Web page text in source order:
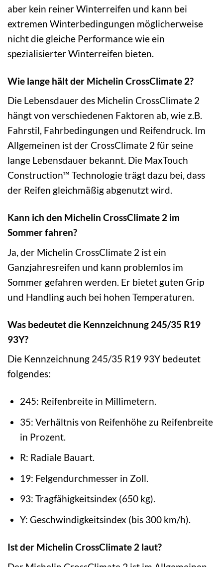
aber kein reiner Winterreifen und kann bei
extremen Winterbedingungen möglicherweise
nicht die gleiche Performance wie ein
spezialisierter Winterreifen bieten.
Wie lange hält der Michelin CrossClimate 2?
Die Lebensdauer des Michelin CrossClimate 2
hängt von verschiedenen Faktoren ab, wie z.B.
Fahrstil, Fahrbedingungen und Reifendruck. Im
Allgemeinen ist der CrossClimate 2 für seine
lange Lebensdauer bekannt. Die MaxTouch
Construction™ Technologie trägt dazu bei, dass
der Reifen gleichmäßig abgenutzt wird.
Kann ich den Michelin CrossClimate 2 im
Sommer fahren?
Ja, der Michelin CrossClimate 2 ist ein
Ganzjahresreifen und kann problemlos im
Sommer gefahren werden. Er bietet guten Grip
und Handling auch bei hohen Temperaturen.
Was bedeutet die Kennzeichnung 245/35 R19
93Y?
Die Kennzeichnung 245/35 R19 93Y bedeutet
folgendes:
245: Reifenbreite in Millimetern.
35: Verhältnis von Reifenhöhe zu Reifenbreite
in Prozent.
R: Radiale Bauart.
19: Felgendurchmesser in Zoll.
93: Tragfähigkeitsindex (650 kg).
Y: Geschwindigkeitsindex (bis 300 km/h).
Ist der Michelin CrossClimate 2 laut?